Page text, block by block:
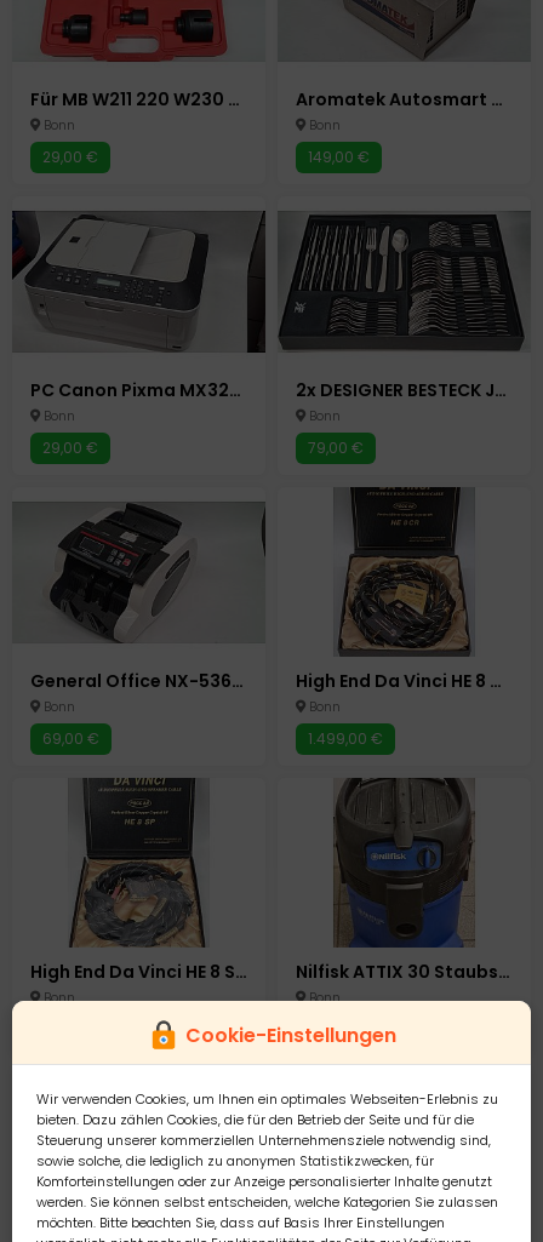
Cookie-Einstellungen
Wir verwenden Cookies, um Ihnen ein optimales Webseiten-Erlebnis zu
bieten. Dazu zählen Cookies, die für den Betrieb der Seite und für die
Steuerung unserer kommerziellen Unternehmensziele notwendig sind,
sowie solche, die lediglich zu anonymen Statistikzwecken, für
Komforteinstellungen oder zur Anzeige personalisierter Inhalte genutzt
werden. Sie können selbst entscheiden, welche Kategorien Sie zulassen
möchten. Bitte beachten Sie, dass auf Basis Ihrer Einstellungen
Für MB W211 220 W230 TRAGGELENK ABZIEHER WERKZEUG KUGELGELENK AUSDRÜCKER passend Autowerkzeug Auto Werkzeuge
Bonn
29,00 €
Aromatek Autosmart entfernt schlechte Gerüche schnell im PKW Auto etc.
Bonn
149,00 €
PC Canon Pixma MX320 - Multifunktionsgerät - Drucker - Kopierer - Scanner - Fax Tintenstrahldrucker
Bonn
29,00 €
2x DESIGNER BESTECK JUSTINUS 60-TEILIG - VERPACKT IN WMF PAKET
Bonn
79,00 €
General Office NX-5366-675 Geldzählmaschine Geldscheinzähler Zählmaschine
Bonn
69,00 €
High End Da Vinci HE 8 CR Audio Chinch Kabel RCA Chinchstecker Chinchkabel Koaxialkabel Verstärker Cinch
Bonn
1.499,00 €
High End Da Vinci HE 8 SP Lautsprecherkabel Lautsprecher Speaker Kabel Verstärker
Bonn
Nilfisk ATTIX 30 Staubsauger Industrie Gewerbesauger
Bonn
179,00 €